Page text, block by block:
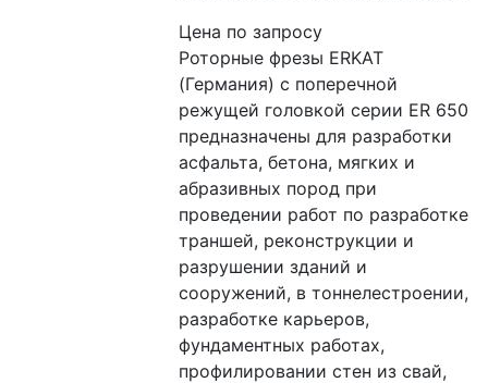
Цена по запросу
Роторные фрезы ERKAT
(Германия) c поперечной
режущей головкой серии ER 650
предназначены для разработки
асфальта, бетона, мягких и
абразивных пород при
проведении работ по разработке
траншей, реконструкции и
разрушении зданий и
сооружений, в тоннелестроении,
разработке карьеров,
фундаментных работах,
профилировании стен из свай,